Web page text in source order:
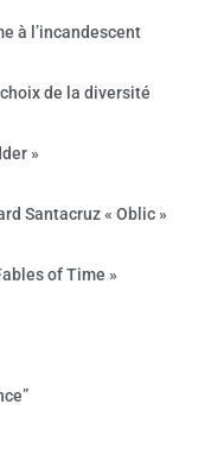
à l’incandescent
de la diversité
»
Santacruz « Oblic »
of Time »